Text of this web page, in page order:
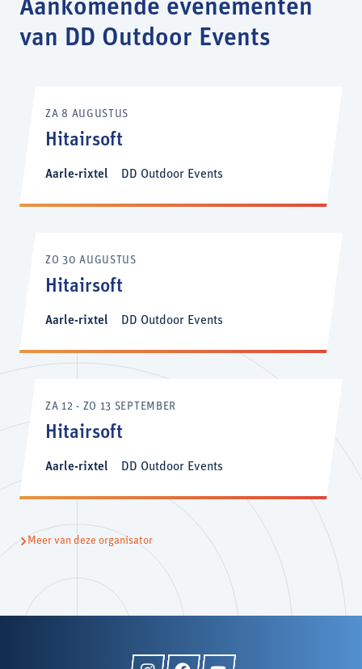
Aankomende evenementen
van DD Outdoor Events
ZA 8 AUGUSTUS
Hitairsoft
Aarle-rixtel DD Outdoor Events
ZO 30 AUGUSTUS
Hitairsoft
Aarle-rixtel DD Outdoor Events
ZA 12 - ZO 13 SEPTEMBER
Hitairsoft
Aarle-rixtel DD Outdoor Events
Meer van deze organisator